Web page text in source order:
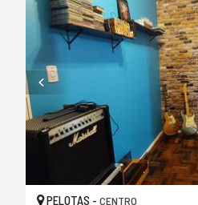
PELOTAS - CENTRO